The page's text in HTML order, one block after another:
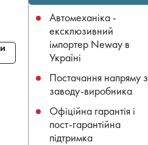
Автомеханіка -
ексклюзивний
імпортер Neway в
Україні
Постачання напряму з
заводу-виробника
Офіційна гарантія і
пост-гарантійна
підтримка